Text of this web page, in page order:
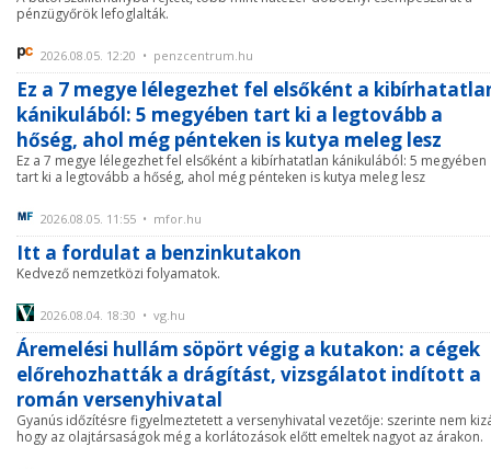
pénzügyőrök lefoglalták.
2026.08.05. 12:20 • penzcentrum.hu
Ez a 7 megye lélegezhet fel elsőként a
kánikulából: 5 megyében tart ki a legtovább a
hőség, ahol még pénteken is kutya meleg lesz
Ez a 7 megye lélegezhet fel elsőként a kibírhatatlan kánikulából: 5 megyében
tart ki a legtovább a hőség, ahol még pénteken is kutya meleg lesz
2026.08.05. 11:55 • mfor.hu
Itt a fordulat a benzinkutakon
Kedvező nemzetközi folyamatok.
2026.08.04. 18:30 • vg.hu
Áremelési hullám söpört végig a kutakon: a cégek
előrehozhatták a drágítást, vizsgálatot indított a
román versenyhivatal
Gyanús időzítésre figyelmeztetett a versenyhivatal vezetője: szerinte nem
hogy az olajtársaságok még a korlátozások előtt emeltek nagyot az árakon.